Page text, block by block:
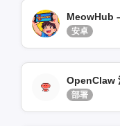
安卓
部署